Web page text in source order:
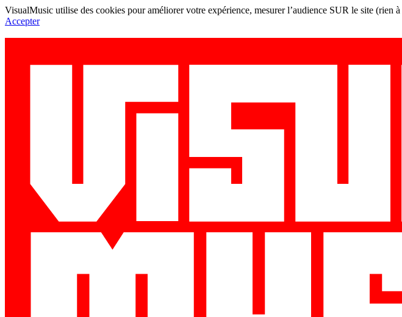
VisualMusic utilise des cookies pour améliorer votre expérience, mesurer l’audience SUR le site (rien
Accepter